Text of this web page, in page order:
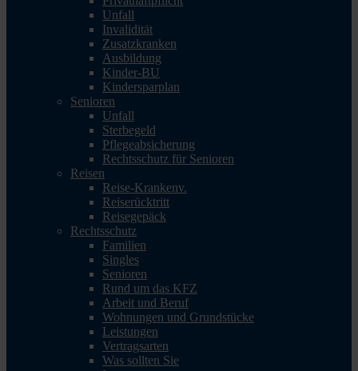
Unfall
Invalidität
Zusatzkranken
Ausbildung
Kinder-BU
Kindersparplan
Senioren
Unfall
Sterbegeld
Pflegeabsicherung
Rechtsschutz für Senioren
Reisen
Reise-Krankenv.
Reiserücktritt
Reisegepäck
Rechtsschutz
Familien
Singles
Senioren
Rund um das KFZ
Arbeit und Beruf
Wohnungen und Grundstücke
Leistungen
Vertragsarten
Was sollten Sie